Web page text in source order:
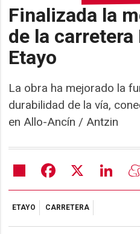
Finalizada la
de la carretera
Etayo
La obra ha mejorado la
durabilidad de la vía,
en Allo-Ancín / Antzin
Share Facebook
ETAYO CARRETERA